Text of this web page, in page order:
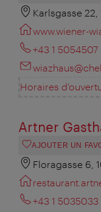
Karlsgasse
www.wiener-
+43 1 5054507
Horaires
Artner
AJOUTER UN
Floragasse 6,
+43 1 5035033